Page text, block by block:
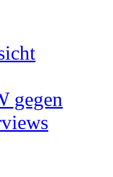
gegen